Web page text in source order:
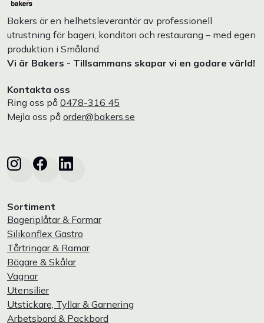
Bakers är en helhetsleverantör av professionell
utrustning för bageri, konditori och restaurang – med egen
produktion i Småland.
Vi är Bakers - Tillsammans skapar vi en godare värld!
Kontakta oss
Ring oss på 0478-316 45
Mejla oss på order@bakers.se
Sortiment
Bageriplåtar & Formar
Silikonflex Gastro
Tårtringar & Ramar
Bägare & Skålar
Vagnar
Utensilier
Utstickare, Tyllar & Garnering
Arbetsbord & Packbord